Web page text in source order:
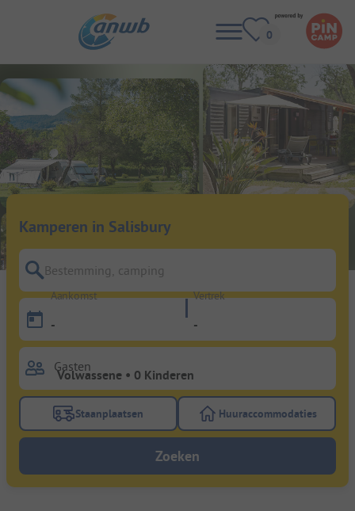
Kamperen in Salisbury
Bestemming, camping
Aankomst
-
Vertrek
-
Gasten
Gebruik de filterknop staanplaatsen om te zoeken
Staanplaatsen Gebruik de
Huuraccommodaties
Zoeken